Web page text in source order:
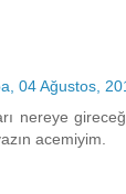
04 Ağustos,
nereye
acemiyim.